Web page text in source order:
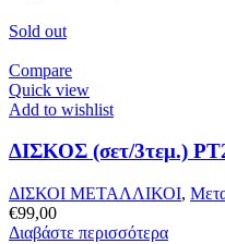
Sold out
Compare
Quick view
Add to wishlist
ΔΙΣΚΟΣ (σετ/3τεμ.)
ΔΙΣΚΟΙ ΜΕΤΑΛΛΙΚΟΙ,
€99,00
Διαβάστε περισσότερα